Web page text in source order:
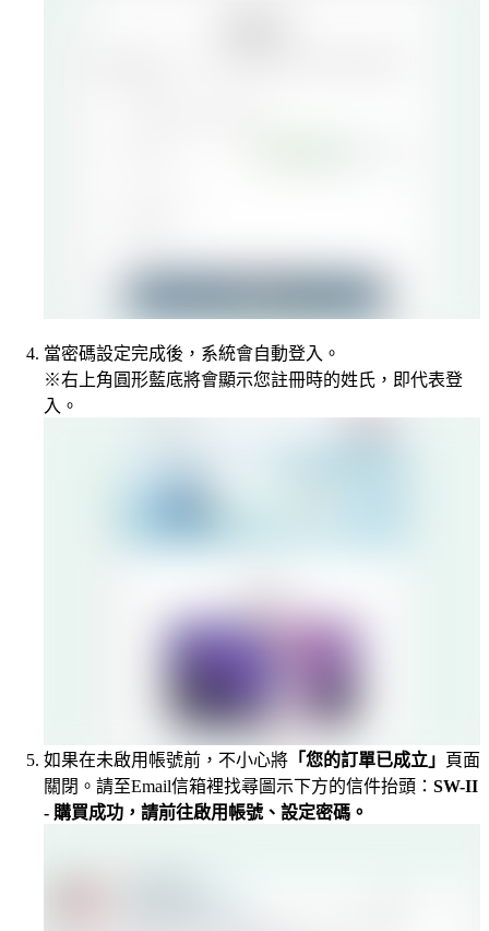
當密碼設定完成後，系統會自動登入。
※右上角圓形藍底將會顯示您註冊時的姓氏，即代表登
入。
如果在未啟用帳號前，不小心將 「您的訂單已成立」
頁面
關閉。請至Email信箱裡找尋圖示下方的信件抬頭： SW-II
- 購買成功，請前往啟用帳號、設定密碼。